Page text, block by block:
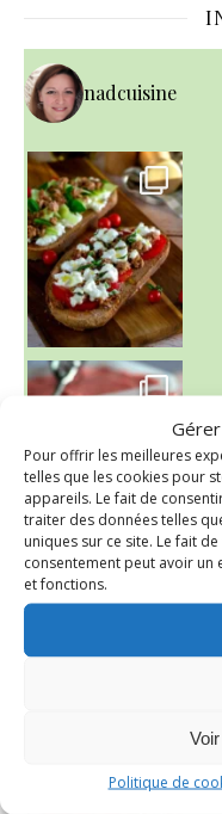
Pour offrir les meilleures
telles que les cookies pour
appareils. Le fait de
traiter des données telles
uniques sur ce site. Le fait
consentement peut avoir un
et fonctions.
Politique de
nadcuisine
~ NICE CREAM À LA FRAISE ~
Presque un mois que